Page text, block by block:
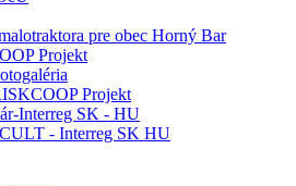
pre obec Horný Bar
Projekt
Projekt
Interreg SK - HU
- Interreg SK HU